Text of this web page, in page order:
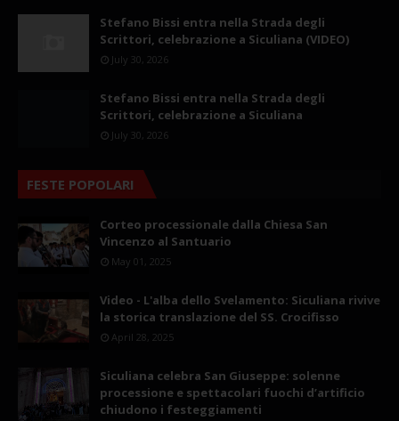
Stefano Bissi entra nella Strada degli
Scrittori, celebrazione a Siculiana (VIDEO)
July 30, 2026
Stefano Bissi entra nella Strada degli
Scrittori, celebrazione a Siculiana
July 30, 2026
FESTE POPOLARI
Corteo processionale dalla Chiesa San
Vincenzo al Santuario
May 01, 2025
Video - L'alba dello Svelamento: Siculiana rivive
la storica translazione del SS. Crocifisso
April 28, 2025
Siculiana celebra San Giuseppe: solenne
processione e spettacolari fuochi d’artificio
chiudono i festeggiamenti